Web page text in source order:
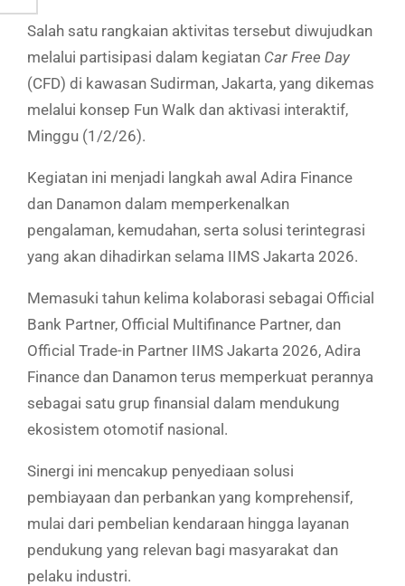
Salah satu rangkaian aktivitas tersebut diwujudkan
melalui partisipasi dalam kegiatan Car Free Day
(CFD) di kawasan Sudirman, Jakarta, yang dikemas
melalui konsep Fun Walk dan aktivasi interaktif,
Minggu (1/2/26).
Kegiatan ini menjadi langkah awal Adira Finance
dan Danamon dalam memperkenalkan
pengalaman, kemudahan, serta solusi terintegrasi
yang akan dihadirkan selama IIMS Jakarta 2026.
Memasuki tahun kelima kolaborasi sebagai Official
Bank Partner, Official Multifinance Partner, dan
Official Trade-in Partner IIMS Jakarta 2026, Adira
Finance dan Danamon terus memperkuat perannya
sebagai satu grup finansial dalam mendukung
ekosistem otomotif nasional.
Sinergi ini mencakup penyediaan solusi
pembiayaan dan perbankan yang komprehensif,
mulai dari pembelian kendaraan hingga layanan
pendukung yang relevan bagi masyarakat dan
pelaku industri.